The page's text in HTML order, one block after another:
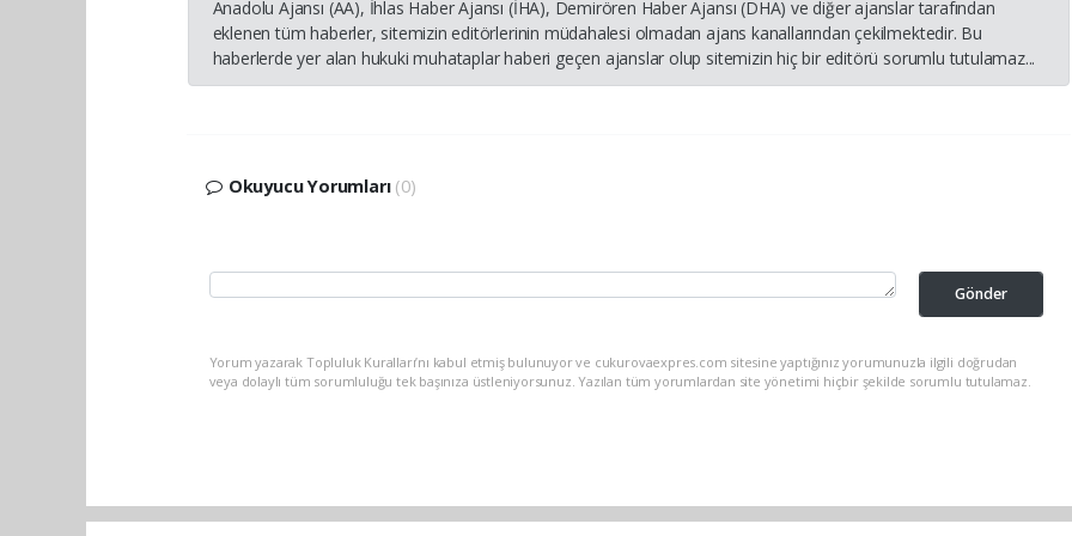
Anadolu Ajansı (AA), İhlas Haber Ajansı (İHA), Demirören Haber Ajansı (DHA) ve diğer ajanslar tarafından
eklenen tüm haberler, sitemizin editörlerinin müdahalesi olmadan ajans kanallarından çekilmektedir. Bu
haberlerde yer alan hukuki muhataplar haberi geçen ajanslar olup sitemizin hiç bir editörü sorumlu tutulamaz...
Okuyucu Yorumları (0)
Gönder
Yorum yazarak Topluluk Kuralları’nı kabul etmiş bulunuyor ve cukurovaexpres.com sitesine yaptığınız yorumunuzla ilgili doğrudan
veya dolaylı tüm sorumluluğu tek başınıza üstleniyorsunuz. Yazılan tüm yorumlardan site yönetimi hiçbir şekilde sorumlu tutulamaz.